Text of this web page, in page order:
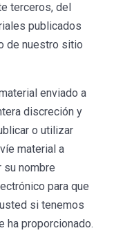
terceros, del
publicados
de nuestro sitio
enviado a
discreción y
o utilizar
material a
nombre
para que
si tenemos
ha proporcionado.